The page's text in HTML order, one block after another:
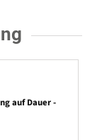
auf Dauer -